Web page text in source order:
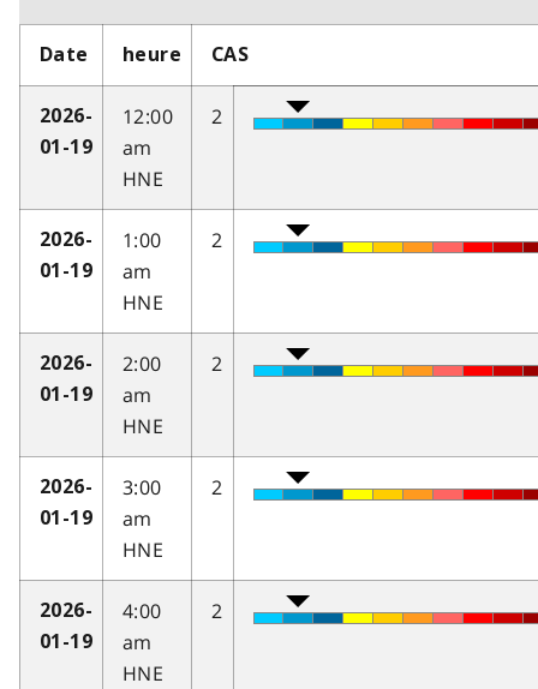
Date heure CAS
2026-
01-19
12:00
am
HNE
2
2026-
01-19
1:00
am
HNE
2
2026-
01-19
2:00
am
HNE
2
2026-
01-19
3:00
am
HNE
2
2026-
01-19
4:00
am
HNE
2